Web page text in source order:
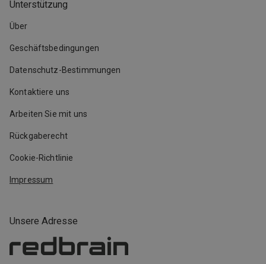
Unsere Adresse
Unterstützung
Über
Geschäftsbedingungen
Datenschutz-Bestimmungen
Kontaktiere uns
Arbeiten Sie mit uns
Rückgaberecht
Cookie-Richtlinie
Impressum